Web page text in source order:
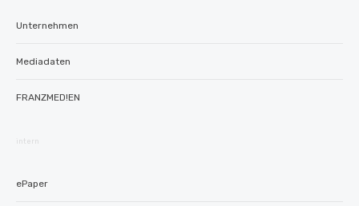
Unternehmen
Mediadaten
FRANZMED!EN
intern
ePaper